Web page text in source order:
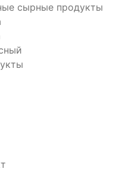
сырные продукты